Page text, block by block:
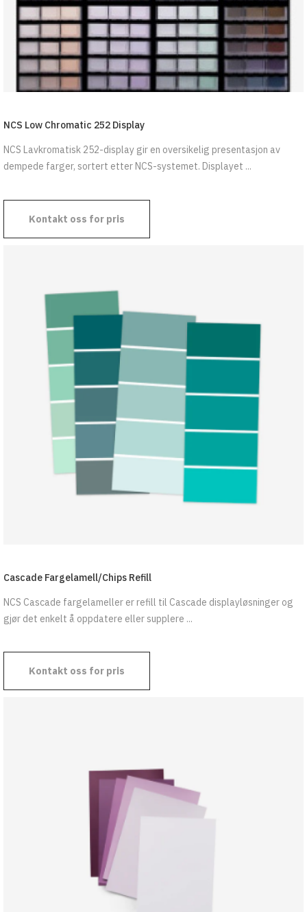
NCS Low Chromatic 252 Display
NCS Lavkromatisk 252-display gir en oversikelig presentasjon av
dempede farger, sortert etter NCS-systemet. Displayet ...
Kontakt oss for pris
Cascade Fargelamell/Chips Refill
NCS Cascade fargelameller er refill til Cascade displayløsninger og
gjør det enkelt å oppdatere eller supplere ...
Kontakt oss for pris